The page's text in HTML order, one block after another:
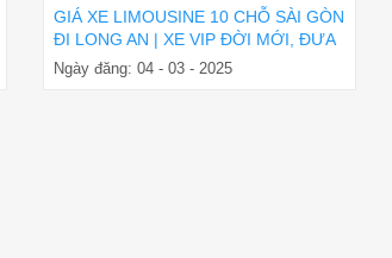
GIÁ XE LIMOUSINE 10 CHỖ SÀI GÒN
ĐI LONG AN | XE VIP ĐỜI MỚI, ĐƯA
ĐÓN TẬN NƠI
Ngày đăng: 04 - 03 - 2025